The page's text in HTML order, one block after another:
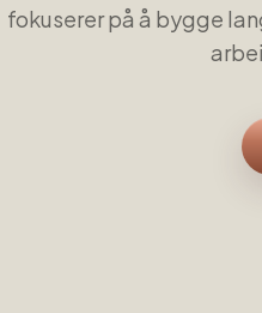
fokuserer på å bygge